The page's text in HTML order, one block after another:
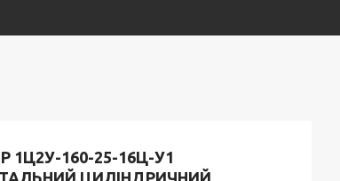
1Ц2У-160-25-16Ц-У1
ЦИЛІНДРИЧНИЙ